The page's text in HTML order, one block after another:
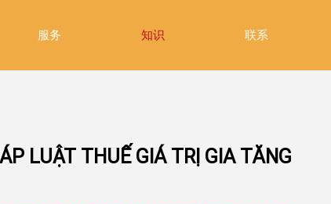
服务 知识 联系
LUẬT THUẾ GIÁ TRỊ GIA TĂNG